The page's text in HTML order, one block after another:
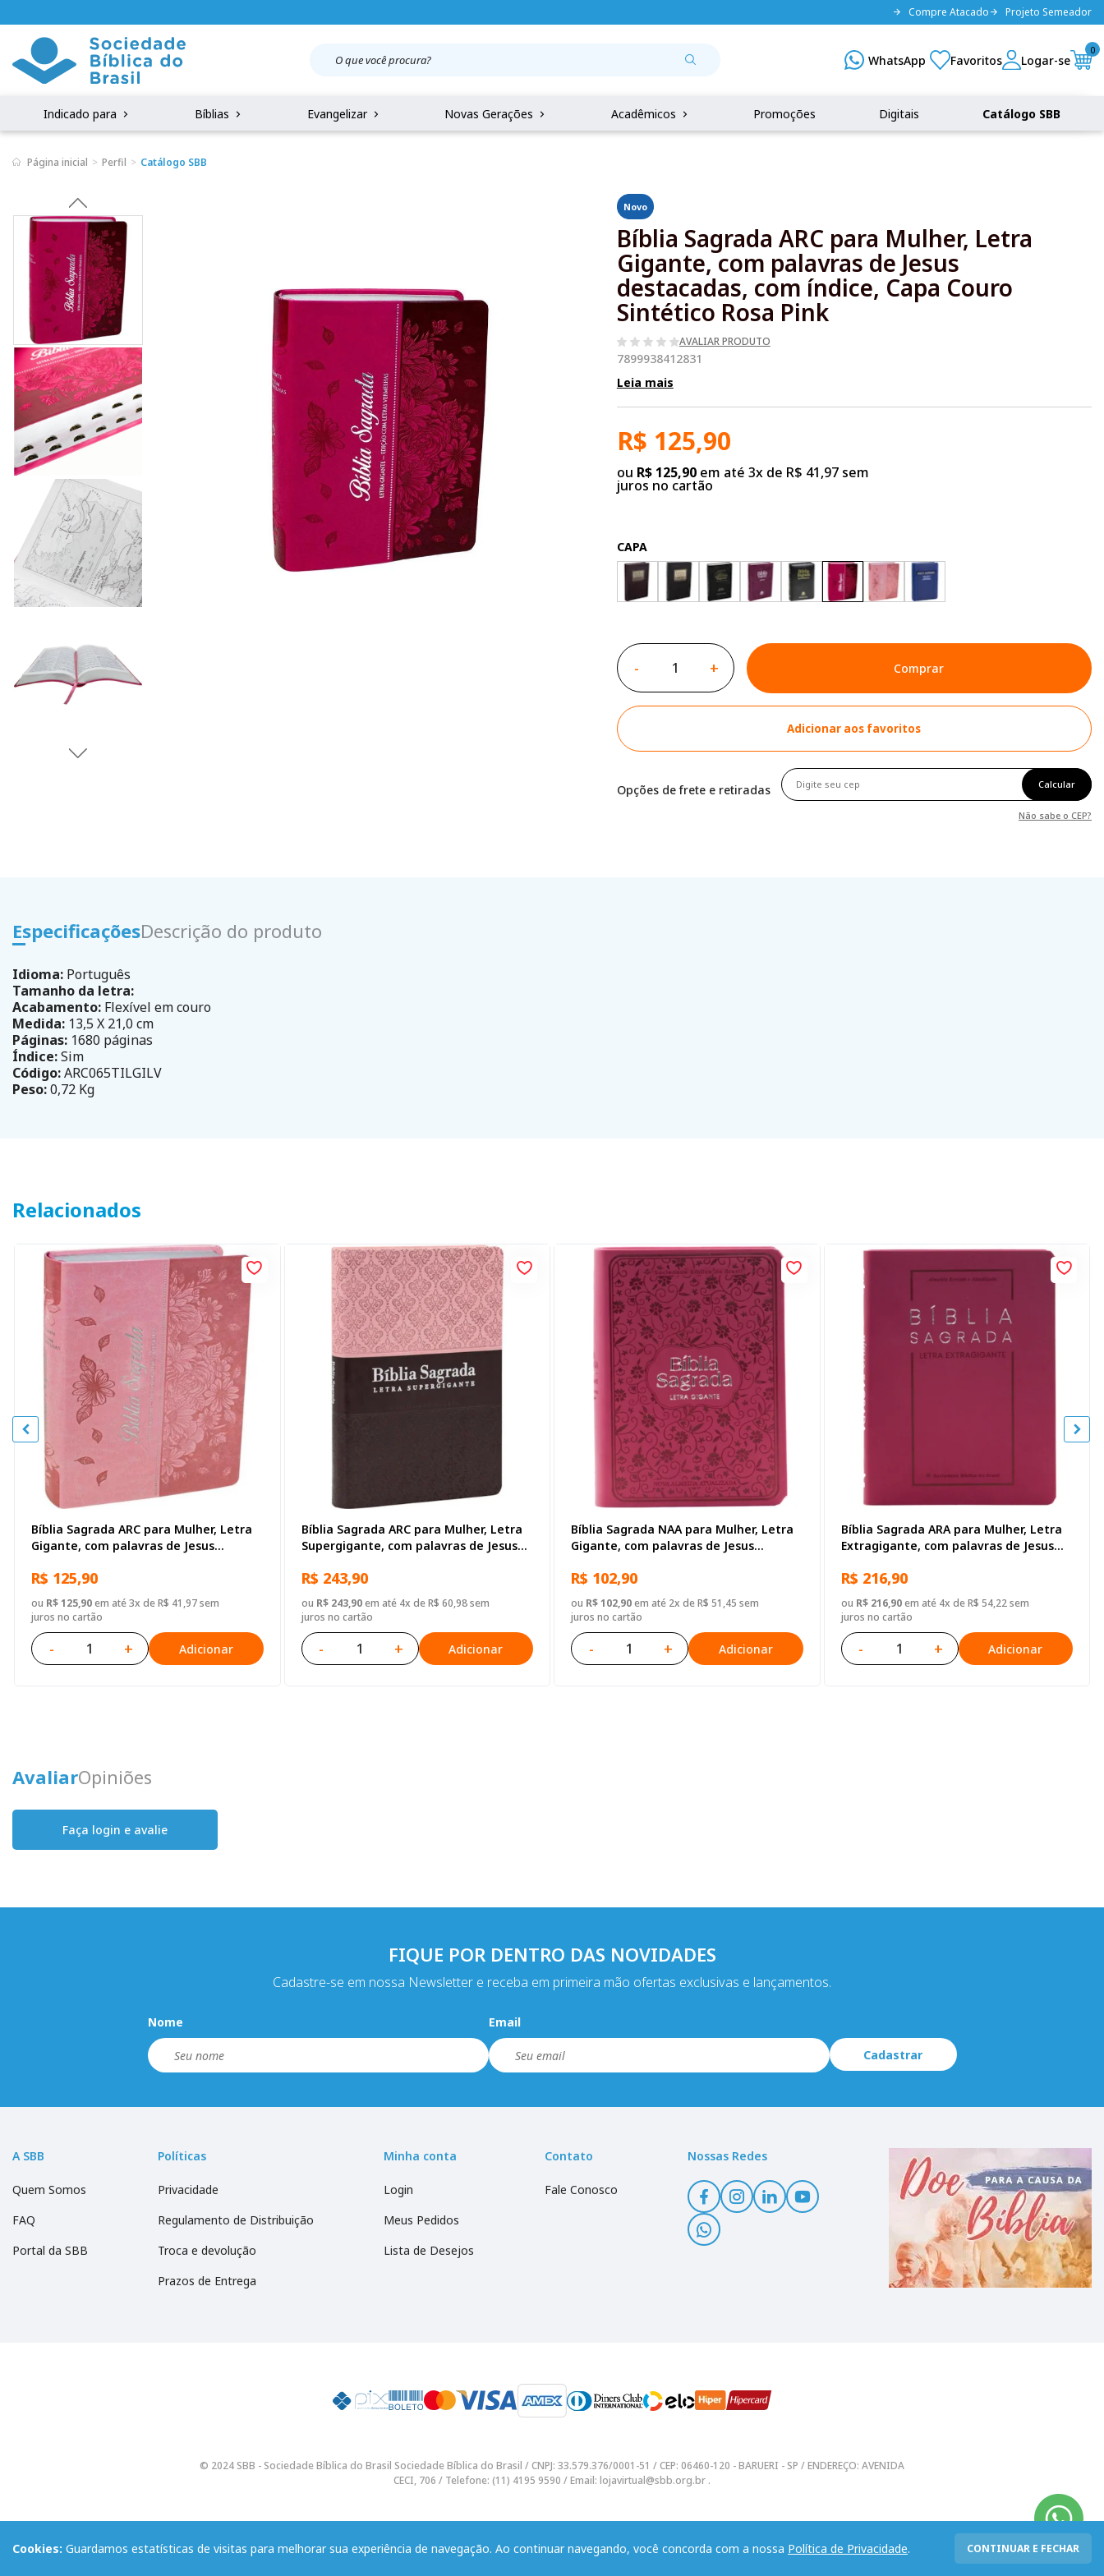
Compre Atacado Projeto Semeador
0
Indicado para Bíblias Evangelizar Novas Gerações Acadêmicos Promoções Digitais Catálogo SBB
Página inicial Perfil Catálogo SBB
Novo
Bíblia Sagrada ARC para Mulher, Letra
Gigante, com palavras de Jesus
destacadas, com índice, Capa Couro
Sintético Rosa Pink
AVALIAR PRODUTO
7899938412831
Leia mais
R$ 125,90
ou R$ 125,90em até 3x de R$ 41,97 sem
juros no cartão
CAPA
- + Comprar
Adicionar aos favoritos
Opções de frete e retiradas Calcular
Não sabe o CEP?
EspecificaçõesDescrição do produto
Idioma: Português
Tamanho da letra:
Acabamento: Flexível em couro
Medida: 13,5 X 21,0 cm
Páginas: 1680 páginas
Índice:Sim
Código:ARC065TILGILV
Peso:0,72 Kg
Relacionados
Bíblia Sagrada ARC para Mulher, Letra
Gigante, com palavras de Jesus
Grande, Capa Couro Sintético Rosa
R$ 125,90
ou R$ 125,90em até 3x de R$ 41,97 sem
juros no cartão
- + Adicionar
Bíblia Sagrada ARC para Mulher, Letra
Supergigante, com palavras de Jesus
Sintético Rosa e Marrom
R$ 243,90
ou R$ 243,90em até 4x de R$ 60,98 sem
juros no cartão
- + Adicionar
Bíblia Sagrada NAA para Mulher, Letra
Gigante, com palavras de Jesus
R$ 102,90
ou R$ 102,90em até 2x de R$ 51,45 sem
juros no cartão
- + Adicionar
Bíblia Sagrada ARA para Mulher, Letra
Extragigante, com palavras de Jesus
R$ 216,90
ou R$ 216,90em até 4x de R$ 54,22 sem
juros no cartão
- + Adicionar
AvaliarOpiniões
Faça login e avalie
FIQUE POR DENTRO DAS NOVIDADES
Cadastre-se em nossa Newsletter e receba em primeira mão ofertas exclusivas e lançamentos.
Nome Email
Cadastrar
A SBB
Quem Somos
FAQ
Portal da SBB
Políticas
Privacidade
Regulamento de Distribuição
Troca e devolução
Prazos de Entrega
Minha conta
Login
Meus Pedidos
Lista de Desejos
Contato
Fale Conosco
Nossas Redes
Cookies: Guardamos estatísticas de visitas para melhorar sua experiência de navegação. Ao continuar navegando, você concorda com a nossa Política de Privacidade. CONTINUAR E FECHAR
© 2024 SBB - Sociedade Bíblica do Brasil Sociedade Bíblica do Brasil / CNPJ: 33.579.376/0001-51 / CEP: 06460-120 - BARUERI - SP / ENDEREÇO: AVENIDA
CECI, 706 / Telefone: (11) 4195 9590 / Email: lojavirtual@sbb.org.br .